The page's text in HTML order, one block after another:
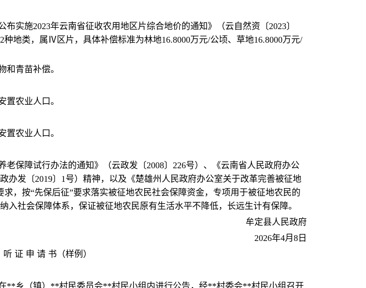
实施2023年云南省征收农用地区片综合地价的通知》（云自然资〔2023〕
地类，属Ⅳ区片，具体补偿标准为林地16.8000万元/公顷、草地16.8000万元/
和青苗补偿。
置农业人口。
置农业人口。
保障试行办法的通知》（云政发〔2008〕226号）、《云南省人民政府办公
办发〔2019〕1号）精神，以及《楚雄州人民政府办公室关于改革完善被征地
，按“先保后征”要求落实被征地农民社会保障资金，专项用于被征地农民的
社会保障体系，保证被征地农民原有生活水平不降低，长远生计有保障。
牟定县人民政府
2026年4月8日
听 证 申 请 书（样例）
**乡（镇）**村民委员会**村民小组内进行公告，经**村委会**村民小组召开